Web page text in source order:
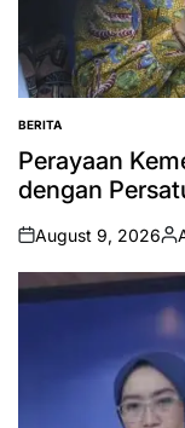
POSTED
IN
BERITA
Perayaan
dengan
on
August 9, 2026
by